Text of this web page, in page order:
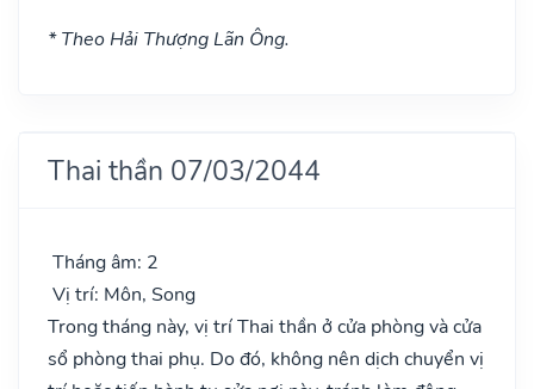
* Theo Hải Thượng Lãn Ông.
Thai thần 07/03/2044
Tháng âm: 2
Vị trí: Môn, Song
Trong tháng này, vị trí Thai thần ở cửa phòng và cửa
sổ phòng thai phụ. Do đó, không nên dịch chuyển vị